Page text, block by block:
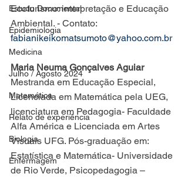
Estudo Documental
Epidemiologia
Medicina
Julho / Agosto 2024
Matemática
Relato de experiência
Biologia
Enfermagem
Ecoturismo: interpretação e Educação
Ambiental. - Contato:
fabianikeikomatsumoto@yahoo.com.br
Maria Neuma Gonçalves Aguiar
Mestranda em Educação Especial,
Licenciada em Matemática pela UEG,
licenciatura em Pedagogia- Faculdade
Alfa América e Licenciada em Artes
Visuais UFG. Pós-graduação em:
Estatística e Matemática- Universidade
de Rio Verde, Psicopedagogia –